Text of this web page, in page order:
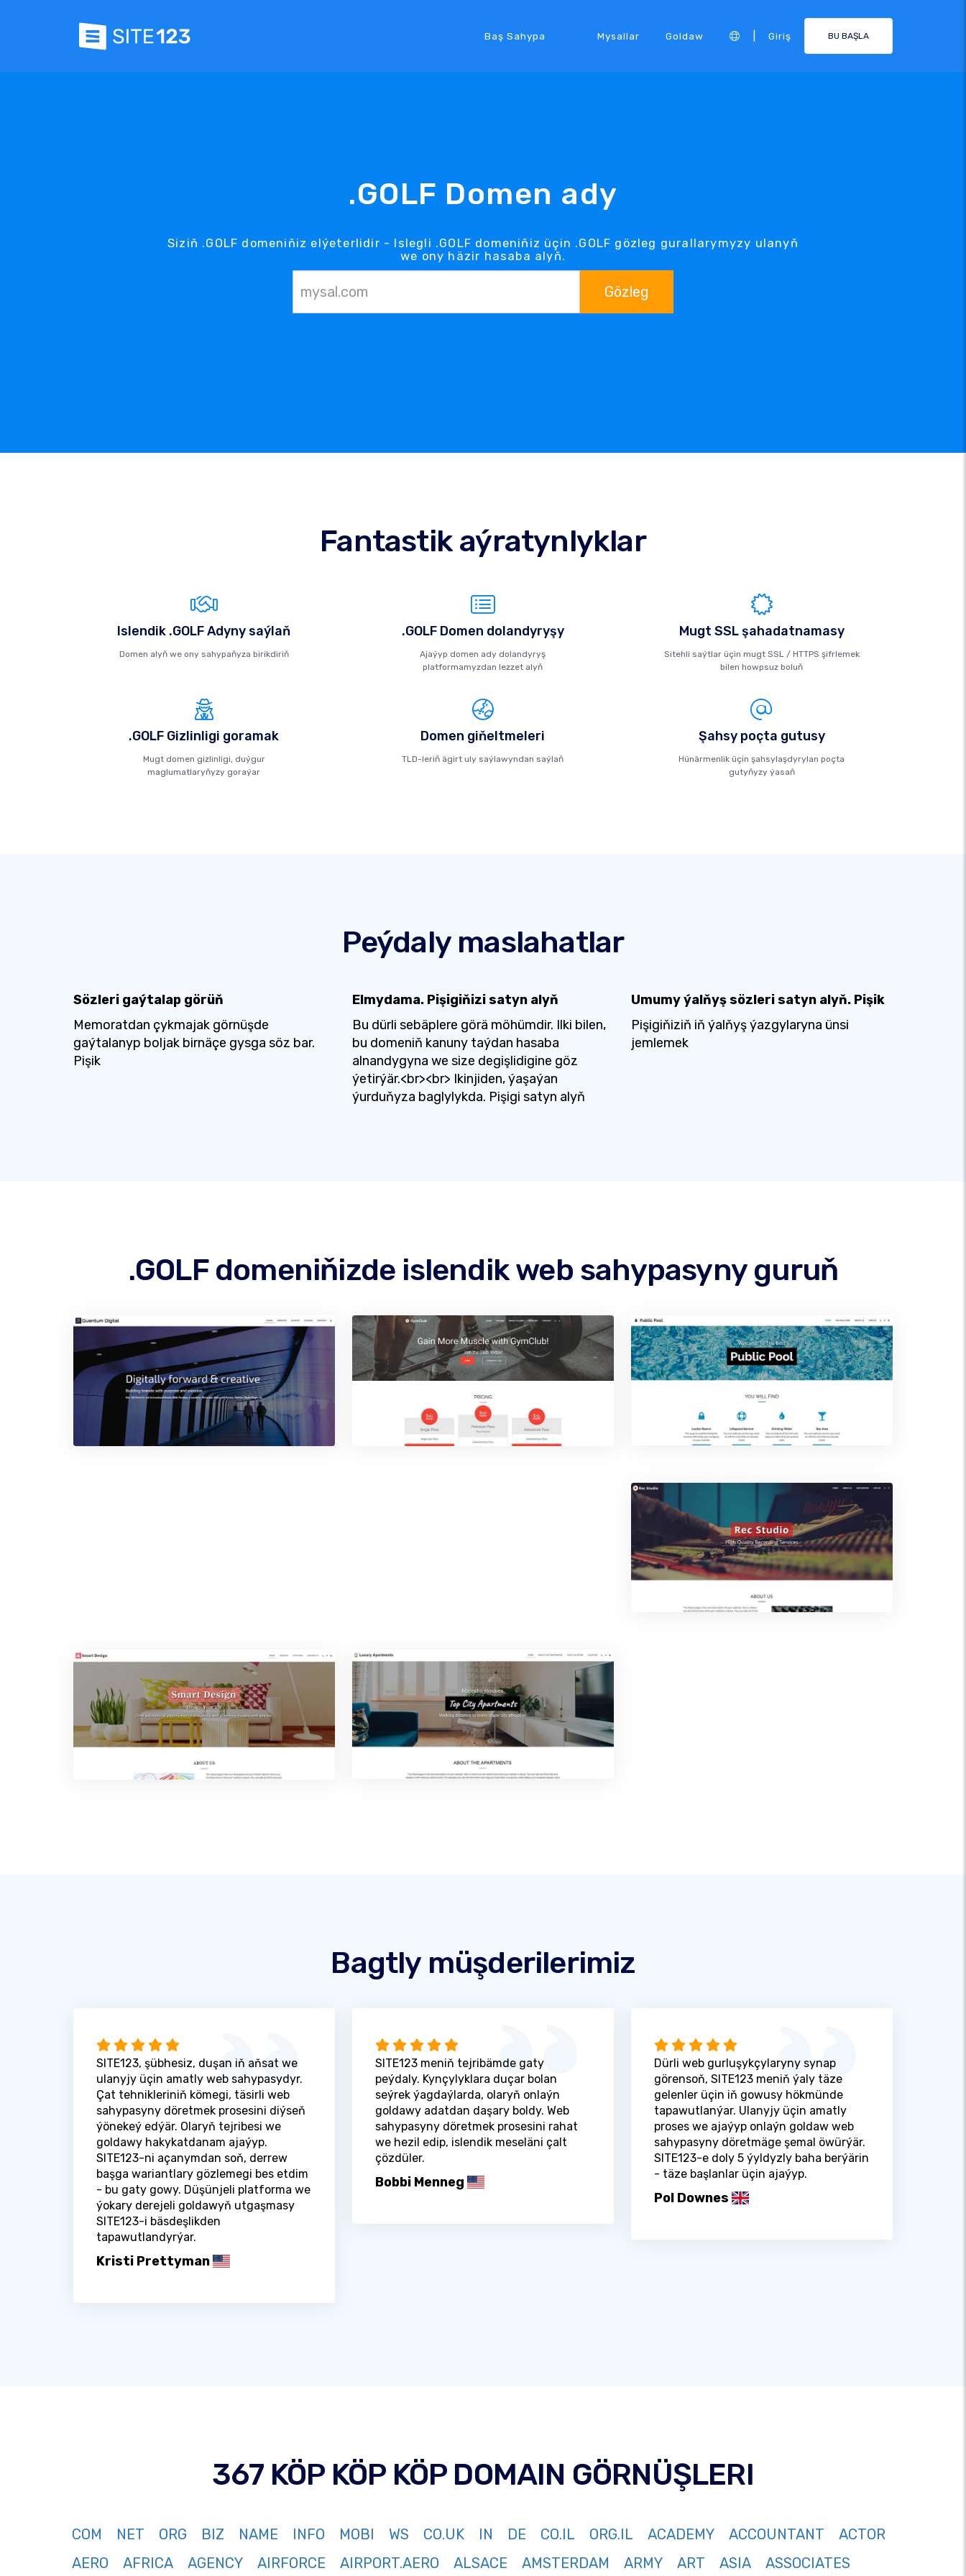
Baş Sahypa Mysallar Goldaw Giriş BU BAŞLA
.GOLF Domen ady
Siziň .GOLF domeniňiz elýeterlidir - Islegli .GOLF domeniňiz üçin .GOLF gözleg gurallarymyzy ulanyň
we ony häzir hasaba alyň.
Gözleg
Fantastik aýratynlyklar
Islendik .GOLF Adyny saýlaň
Domen alyň we ony sahypaňyza birikdiriň
.GOLF Domen dolandyryşy
Ajaýyp domen ady dolandyryş
platformamyzdan lezzet alyň
Mugt SSL şahadatnamasy
Sitehli saýtlar üçin mugt SSL / HTTPS şifrlemek
bilen howpsuz boluň
.GOLF Gizlinligi goramak
Mugt domen gizlinligi, duýgur
maglumatlaryňyzy goraýar
Domen giňeltmeleri
TLD-leriň ägirt uly saýlawyndan saýlaň
Şahsy poçta gutusy
Hünärmenlik üçin şahsylaşdyrylan poçta
gutyňyzy ýasaň
Peýdaly maslahatlar
Sözleri gaýtalap görüň
Memoratdan çykmajak görnüşde
gaýtalanyp boljak birnäçe gysga söz bar.
Pişik
Elmydama. Pişigiňizi satyn alyň
Bu dürli sebäplere görä möhümdir. Ilki bilen,
bu domeniň kanuny taýdan hasaba
alnandygyna we size degişlidigine göz
ýetirýär.<br><br> Ikinjiden, ýaşaýan
ýurduňyza baglylykda. Pişigi satyn alyň
Umumy ýalňyş sözleri satyn alyň. Pişik
Pişigiňiziň iň ýalňyş ýazgylaryna ünsi
jemlemek
.GOLF domeniňizde islendik web sahypasyny guruň
Bagtly müşderilerimiz
SITE123, şübhesiz, duşan iň aňsat we
ulanyjy üçin amatly web sahypasydyr.
Çat tehnikleriniň kömegi, täsirli web
sahypasyny döretmek prosesini diýseň
ýönekeý edýär. Olaryň tejribesi we
goldawy hakykatdanam ajaýyp.
SITE123-ni açanymdan soň, derrew
başga wariantlary gözlemegi bes etdim
- bu gaty gowy. Düşünjeli platforma we
ýokary derejeli goldawyň utgaşmasy
SITE123-i bäsdeşlikden
tapawutlandyrýar.
Kristi Prettyman
SITE123 meniň tejribämde gaty
peýdaly. Kynçylyklara duçar bolan
seýrek ýagdaýlarda, olaryň onlaýn
goldawy adatdan daşary boldy. Web
sahypasyny döretmek prosesini rahat
we hezil edip, islendik meseläni çalt
çözdüler.
Bobbi Menneg
Dürli web gurluşykçylaryny synap
görensoň, SITE123 meniň ýaly täze
gelenler üçin iň gowusy hökmünde
tapawutlanýar. Ulanyjy üçin amatly
proses we ajaýyp onlaýn goldaw web
sahypasyny döretmäge şemal öwürýär.
SITE123-e doly 5 ýyldyzly baha berýärin
- täze başlanlar üçin ajaýyp.
Pol Downes
367 KÖP KÖP KÖP DOMAIN GÖRNÜŞLERI
COM NET ORG BIZ NAME INFO MOBI WS CO.UK IN DE CO.IL ORG.IL ACADEMY ACCOUNTANT
ACTOR
AERO
AFRICA AGENCY AIRFORCE AIRPORT.AERO ALSACE AMSTERDAM ARMY ART ASIA ASSOCIATES